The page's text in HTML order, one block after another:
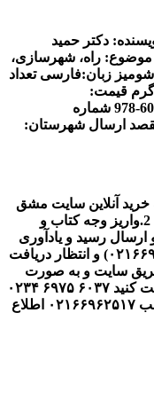
دکتر حمید
موضوع: راه، شهرسازی،
زبان:فارسیتعداد
قیمت:
شماره
ارسال شهرستان:
خرید آنلاین سایت مشق
2.واریز وجه کتاب و
رسید و یادآوری
) و انتظار دریافت
سایت و به صورت
کنید ۶۰۳۷ ۶۹۷۵ ۰۲۳۴
۰۲۱۶۶۹۶۲۵۱۷
اطلاع